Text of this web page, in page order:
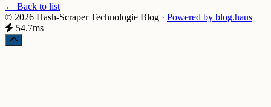
← Back to list
© 2026 Hash-Scraper Technologie Blog · Powered by blog.haus
54.7ms